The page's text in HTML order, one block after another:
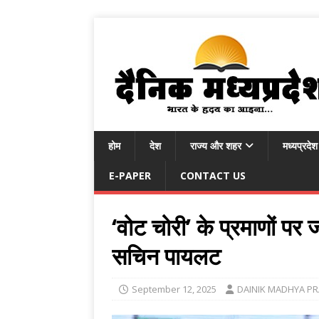
होम देश राज्य और शहर मध्यप्रदेश
E-PAPER CONTACT US
‘वोट चोरी’ के प्रमाणों
सचिन पायलट
September 12, 2025 DAINIK MADHYA